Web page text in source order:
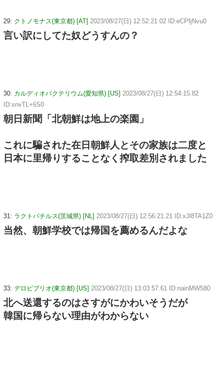
29: クトノモナス(東京都) [AT] 2023/08/27(日) 12:52:21.02 ID:eCPfjNvu0
言い訳にしてた奴どうすんの？
30: カルディオバクテリウム(愛知県) [US] 2023/08/27(日) 12:54:15.82
ID:snvTL+6S0
朝日新聞「北朝鮮は地上の楽園」
これに騙された在日朝鮮人とその家族は二度と
日本に里帰りすることなく搾取差別されました
31: ラクトバチルス(茨城県) [NL] 2023/08/27(日) 12:56:21.21 ID:xJl8TA1Z0
当然、朝鮮学校では帰国を薦めるんだよな
33: デロビブリオ(東京都) [US] 2023/08/27(日) 13:03:57.61 ID:nainMW580
北へ送還するのはさすがにかわいそうだが
韓国に帰らない理由がわからない